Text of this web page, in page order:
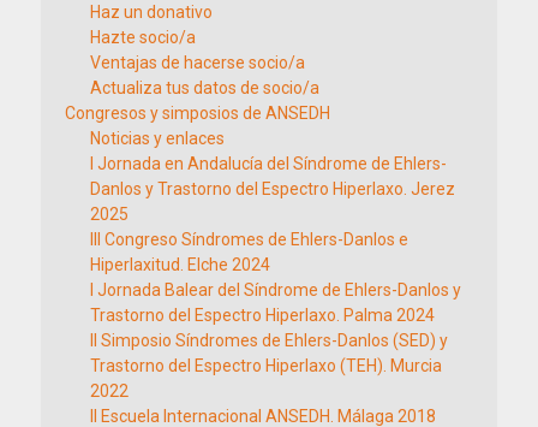
Haz un donativo
Hazte socio/a
Ventajas de hacerse socio/a
Actualiza tus datos de socio/a
Congresos y simposios de ANSEDH
Noticias y enlaces
I Jornada en Andalucía del Síndrome de Ehlers-
Danlos y Trastorno del Espectro Hiperlaxo. Jerez
2025
III Congreso Síndromes de Ehlers-Danlos e
Hiperlaxitud. Elche 2024
I Jornada Balear del Síndrome de Ehlers-Danlos y
Trastorno del Espectro Hiperlaxo. Palma 2024
II Simposio Síndromes de Ehlers-Danlos (SED) y
Trastorno del Espectro Hiperlaxo (TEH). Murcia
2022
II Escuela Internacional ANSEDH. Málaga 2018